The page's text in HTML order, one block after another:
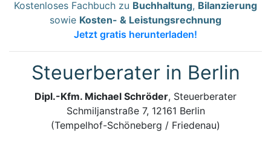
Kostenloses Fachbuch zu Buchhaltung, Bilanzierung
sowie Kosten- & Leistungsrechnung
Jetzt gratis herunterladen!
Steuerberater in Berlin
Dipl.-Kfm. Michael Schröder, Steuerberater
Schmiljanstraße 7, 12161 Berlin
(Tempelhof-Schöneberg / Friedenau)